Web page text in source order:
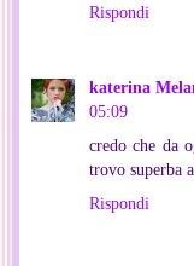
Rispondi
katerina
05:09
credo che da
trovo superba
Rispondi